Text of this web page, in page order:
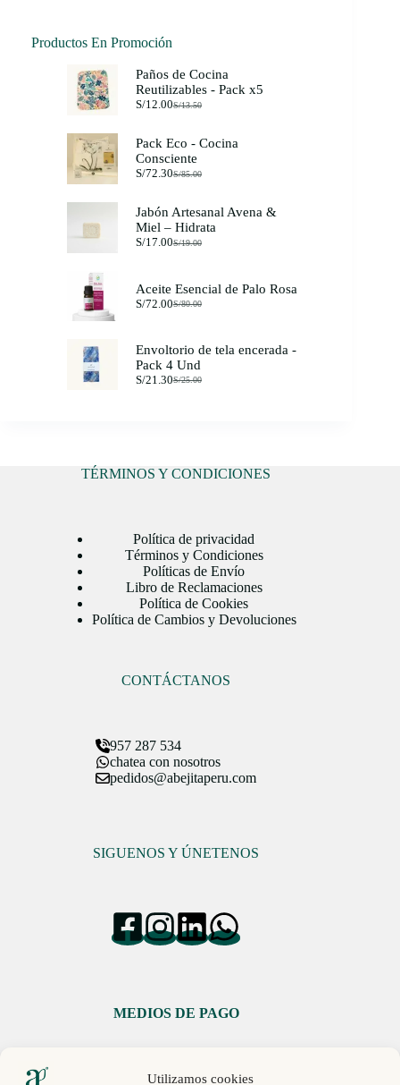
Utilizamos cookies
Productos En Promoción
Paños de Cocina
Reutilizables - Pack x5
S/13.50
El
original
era:
S/13.50.
S/12.00El
actual
es:
S/12.00.
Pack Eco - Cocina
Consciente
S/85.00
El
original
era:
S/85.00.
S/72.30El
actual
es:
S/72.30.
Jabón Artesanal Avena &
Miel – Hidrata
S/19.00
El
era:
S/19.00.
S/17.00El
es:
S/17.00.
Aceite Esencial de Palo Rosa
S/80.00
El
era:
S/80.00.
S/72.00El
es:
S/72.00.
Envoltorio de tela encerada -
Pack 4 Und
S/25.00
El
S/21.30El
TÉRMINOS Y CONDICIONES
Política de privacidad
Términos y Condiciones
Políticas de Envío
Libro de Reclamaciones
Política de Cookies
Política de Cambios y Devoluciones
CONTÁCTANOS
957 287 534
chatea con nosotros
pedidos@abejitaperu.com
SIGUENOS Y ÚNETENOS
MEDIOS DE PAGO